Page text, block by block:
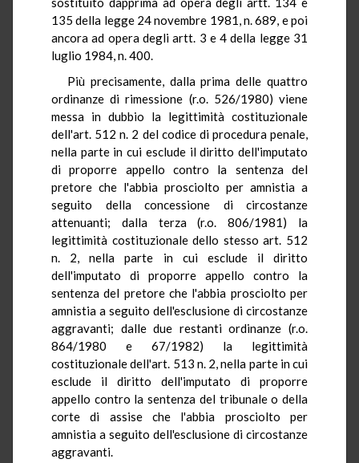
135 della legge 24 novembre 1981, n. 689, e poi
ancora ad opera degli artt. 3 e 4 della legge 31
luglio 1984, n. 400.
Più precisamente, dalla prima delle quattro
ordinanze di rimessione (r.o. 526/1980) viene
messa in dubbio la legittimità costituzionale
dell'art. 512 n. 2 del codice di procedura penale,
nella parte in cui esclude il diritto dell'imputato
di proporre appello contro la sentenza del
pretore che l'abbia prosciolto per amnistia a
seguito della concessione di circostanze
attenuanti; dalla terza (r.o. 806/1981) la
legittimità costituzionale dello stesso art. 512
n. 2, nella parte in cui esclude il diritto
dell'imputato di proporre appello contro la
sentenza del pretore che l'abbia prosciolto per
amnistia a seguito dell'esclusione di circostanze
aggravanti; dalle due restanti ordinanze (r.o.
864/1980 e 67/1982) la legittimità
costituzionale dell'art. 513 n. 2, nella parte in cui
esclude il diritto dell'imputato di proporre
appello contro la sentenza del tribunale o della
corte di assise che l'abbia prosciolto per
amnistia a seguito dell'esclusione di circostanze
aggravanti.